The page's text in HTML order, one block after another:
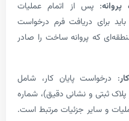
اتمام عملیات
فرم درخواست
ساخت را صادر
کار، شامل
دقیق)، شماره
مرتبط است.